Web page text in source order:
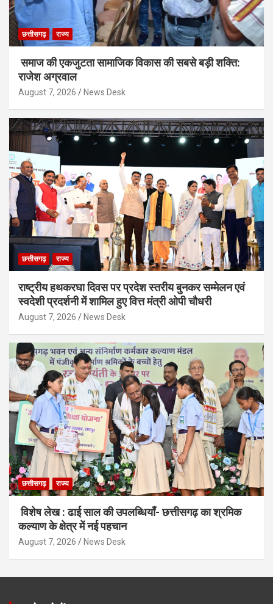
छत्तीसगढ़ राज्य
समाज की एकजुटता सामाजिक विकास की सबसे बड़ी शक्ति:
राजेश अग्रवाल
August 7, 2026 News Desk
छत्तीसगढ़ राज्य
राष्ट्रीय हथकरघा दिवस पर प्रदेश स्तरीय बुनकर सम्मेलन एवं
स्वदेशी प्रदर्शनी में शामिल हुए वित्त मंत्री ओपी चौधरी
August 7, 2026 News Desk
छत्तीसगढ़ राज्य
विशेष लेख : ढाई साल की उपलब्धियाँ- छत्तीसगढ़ का श्रमिक
कल्याण के क्षेत्र में नई पहचान
August 7, 2026 News Desk